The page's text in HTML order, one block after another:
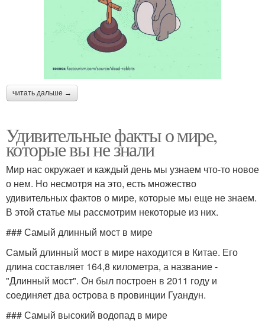
читать дальше →
Удивительные факты о мире,
которые вы не знали
Мир нас окружает и каждый день мы узнаем что-то новое
о нем. Но несмотря на это, есть множество
удивительных фактов о мире, которые мы еще не знаем.
В этой статье мы рассмотрим некоторые из них.
### Самый длинный мост в мире
Самый длинный мост в мире находится в Китае. Его
длина составляет 164,8 километра, а название -
"Длинный мост". Он был построен в 2011 году и
соединяет два острова в провинции Гуандун.
### Самый высокий водопад в мире